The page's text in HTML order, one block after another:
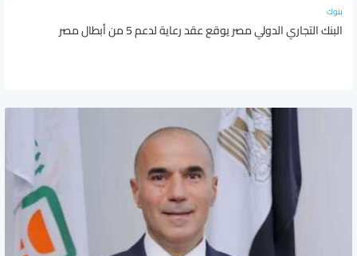
بنوك
البنك التجاري الدولي مصر يوقع عقد رعاية لدعم 5 من أبطال مصر